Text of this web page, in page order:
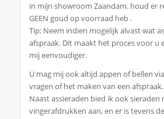
in mijn showroom Zaandam. houd er
GEEN goud op voorraad heb .
Tip: Neem indien mogelijk alvast wat
afspraak. Dit maakt het proces voor u
mij eenvoudiger.
U mag mij ook altijd appen of bellen
vragen of het maken van een afspraak.
Naast assieraden bied ik ook sieraden
vingerafdrukken aan, en er is tevens